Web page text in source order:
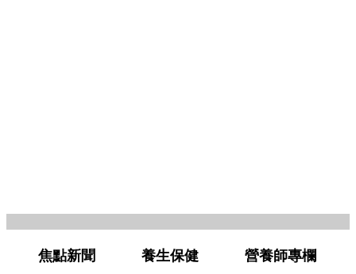
焦點新聞 養生保健
營養師專欄